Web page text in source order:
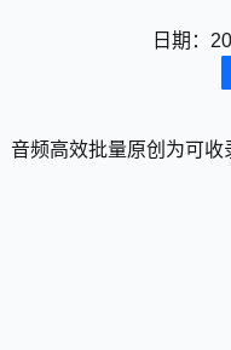
日期：
频高效批量原创为